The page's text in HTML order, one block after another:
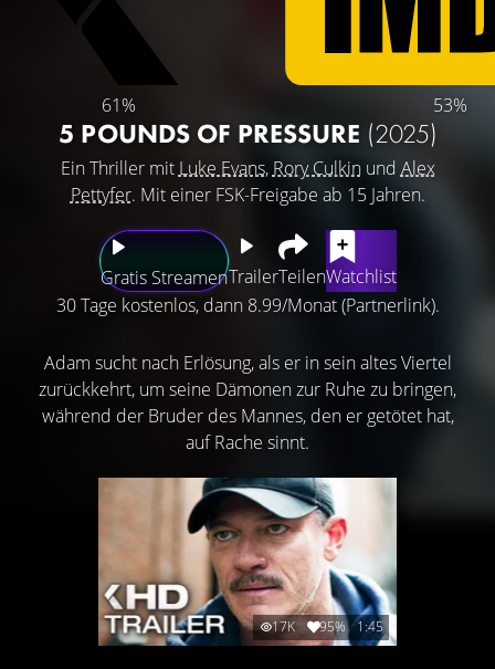
61% 53%
5 POUNDS OF PRESSURE (2025)
Ein Thriller mit Luke Evans, Rory Culkinund Alex
Pettyfer. Mit einer FSK-Freigabe ab 15 Jahren.
Gratis StreamenTrailerTeilenWatchlist
30 Tage kostenlos, dann 8.99/Monat (Partnerlink).
Adam sucht nach Erlösung, als er in sein altes Viertel
zurückkehrt, um seine Dämonen zur Ruhe zu bringen,
während der Bruder des Mannes, den er getötet hat,
auf Rache sinnt.
17K 95% 1:45